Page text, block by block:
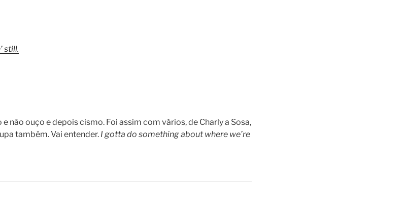
still.
não ouço e depois cismo. Foi assim com vários, de Charly a Sosa,
também. Vai entender. I gotta do something about where we’re